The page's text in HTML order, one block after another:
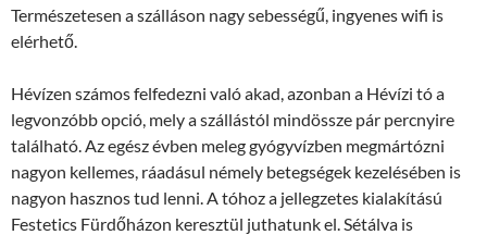
Természetesen a szálláson nagy sebességű, ingyenes wifi is
elérhető.
Hévízen számos felfedezni való akad, azonban a Hévízi tó a
legvonzóbb opció, mely a szállástól mindössze pár percnyire
található. Az egész évben meleg gyógyvízben megmártózni
nagyon kellemes, ráadásul némely betegségek kezelésében is
nagyon hasznos tud lenni. A tóhoz a jellegzetes kialakítású
Festetics Fürdőházon keresztül juthatunk el. Sétálva is